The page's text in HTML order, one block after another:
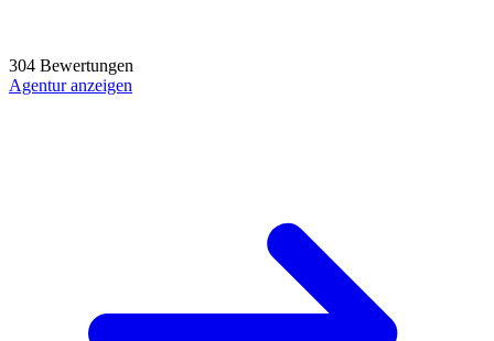
304 Bewertungen
Agentur anzeigen